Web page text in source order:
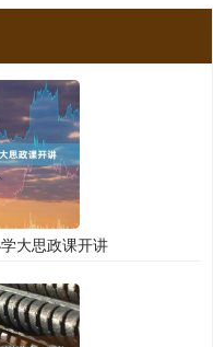
大思政课开讲